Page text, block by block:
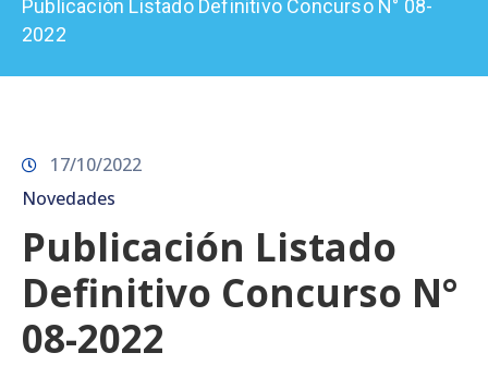
Prensa
Publicación Listado Definitivo Concurso N° 08-
2022
17/10/2022
Novedades
Publicación Listado
Definitivo Concurso N°
08-2022